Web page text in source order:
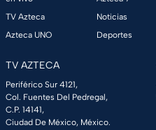
TV Azteca
Azteca UNO
Noticias
Deportes
TV AZTECA
Periférico Sur 4121,
Col. Fuentes Del Pedregal,
C.P. 14141,
Ciudad De México, México.